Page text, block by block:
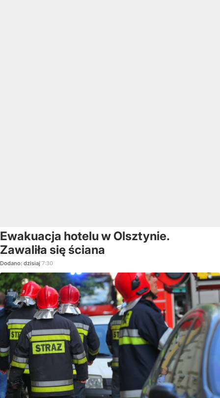
Ewakuacja hotelu w Olsztynie.
Zawaliła się ściana
Dodano: dzisiaj 7:30